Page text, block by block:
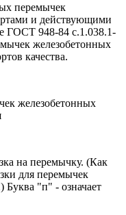
перемычек
и действующими
ГОСТ 948-84 с.1.038.1-
железобетонных
качества.
железобетонных
на перемычку. (Как
для перемычек
Буква "п" - означает